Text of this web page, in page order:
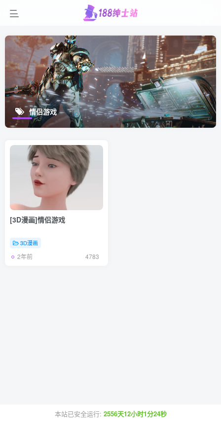
情侣游戏
[3D漫画]情侣游戏
3D漫画
2年前 4783
本站已安全运行: 2556天12小时1分24秒